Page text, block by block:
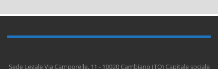
Sede Legale Via Camporelle, 11 - 10020 Cambiano (TO) Capitale sociale